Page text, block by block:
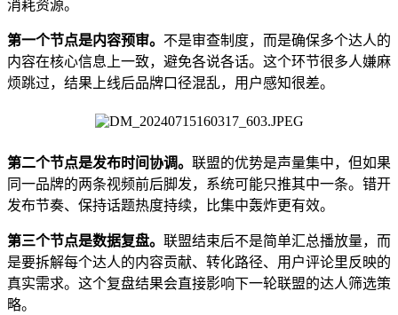
消耗资源。
第一个节点是内容预审。 不是审查制度，而是确保多个达人的
内容在核心信息上一致，避免各说各话。这个环节很多人嫌麻
烦跳过，结果上线后品牌口径混乱，用户感知很差。
第二个节点是发布时间协调。 联盟的优势是声量集中，但如果
同一品牌的两条视频前后脚发，系统可能只推其中一条。错开
发布节奏、保持话题热度持续，比集中轰炸更有效。
第三个节点是数据复盘。 联盟结束后不是简单汇总播放量，而
是要拆解每个达人的内容贡献、转化路径、用户评论里反映的
真实需求。这个复盘结果会直接影响下一轮联盟的达人筛选策
略。